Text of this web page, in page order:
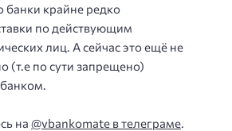
банки крайне редко
по действующим
лиц. А сейчас это ещё не
(т.е по сути запрещено)
на @vbankomate в телеграме.